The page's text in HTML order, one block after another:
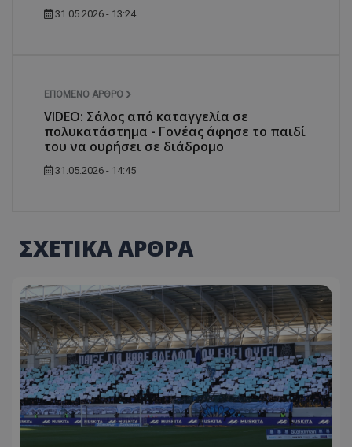
31.05.2026 - 13:24
ΕΠΌΜΕΝΟ ΆΡΘΡΟ
VIDEO: Σάλος από καταγγελία σε
πολυκατάστημα - Γονέας άφησε το παιδί
του να ουρήσει σε διάδρομο
31.05.2026 - 14:45
ΣΧΕΤΙΚΑ ΑΡΘΡΑ